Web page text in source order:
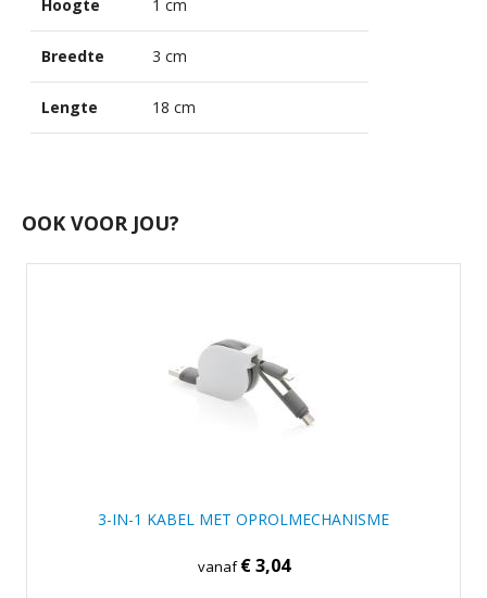
Hoogte 1 cm
Breedte 3 cm
Lengte 18 cm
OOK VOOR JOU?
3-IN-1 KABEL MET OPROLMECHANISME
vanaf€ 3,04